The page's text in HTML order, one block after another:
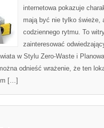
internetowa pokazuje
mają być nie tylko świeże,
codziennego rytmu. To
zainteresować
w Stylu Zero-Waste i
odnieść wrażenie, że ten
[…]